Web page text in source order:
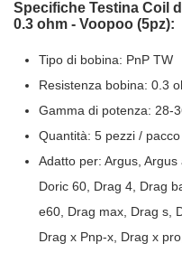
Specifiche Testina Coil
0.3 ohm - Voopoo (5pz):
Tipo di bobina: PnP TW
Resistenza bobina: 0.3
Gamma di potenza: 28-
Quantità: 5 pezzi / pacco
Adatto per: Argus, Argus
Doric 60, Drag 4, Drag
e60, Drag max, Drag s,
Drag x Pnp-x, Drag x